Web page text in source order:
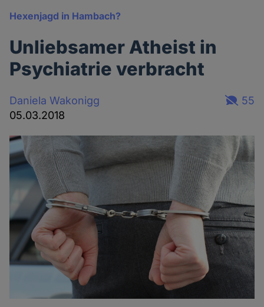
Hexenjagd in Hambach?
Unliebsamer Atheist in
Psychiatrie verbracht
Daniela Wakonigg
05.03.2018
55